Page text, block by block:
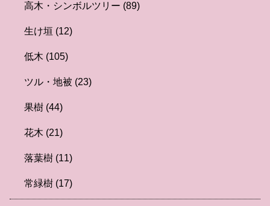
高木・シンボルツリー (89)
生け垣 (12)
低木 (105)
ツル・地被 (23)
果樹 (44)
花木 (21)
落葉樹 (11)
常緑樹 (17)